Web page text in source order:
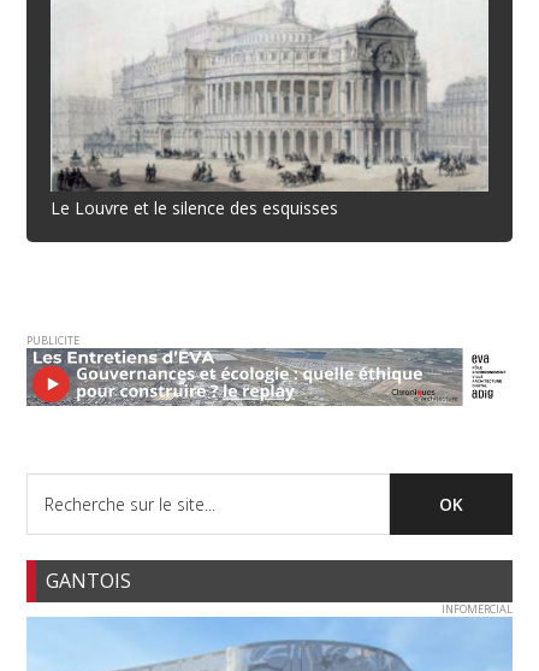
Le Louvre et le silence des esquisses
PUBLICITE
GANTOIS
INFOMERCIAL